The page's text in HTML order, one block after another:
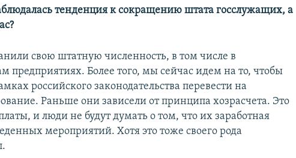
тенденция к сокращению штата госслужащих, а
свою штатную численность, в том числе в
предприятиях. Более того, мы сейчас идем на то, чтобы
российского законодательства перевести на
Раньше они зависели от принципа хозрасчета. Это
и люди не будут думать о том, что их заработная
мероприятий. Хотя это тоже своего рода